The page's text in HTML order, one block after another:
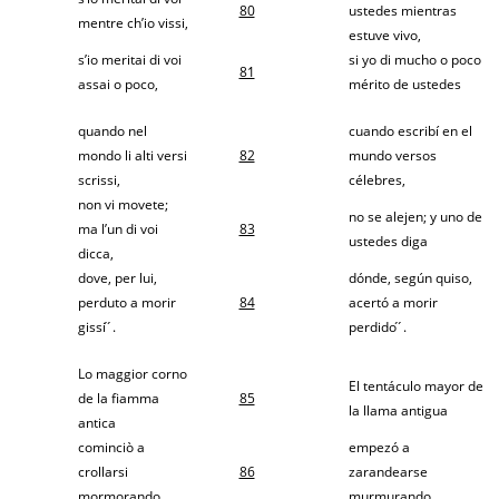
mentre ch’io vissi,
80
ustedes mientras
estuve vivo,
s’io meritai di voi
assai o poco,
81
si yo di mucho o poco
mérito de ustedes
quando nel
mondo li alti versi
scrissi,
82
cuando escribí en el
mundo versos
célebres,
non vi movete;
ma l’un di voi
dicca,
83
no se alejen; y uno de
ustedes diga
dove, per lui,
perduto a morir
gissi ́ ́.
84
dónde, según quiso,
acertó a morir
perdido ́ ́.
Lo maggior corno
de la fiamma
antica
85
El tentáculo mayor de
la llama antigua
cominciò a
crollarsi
86
empezó a
zarandearse